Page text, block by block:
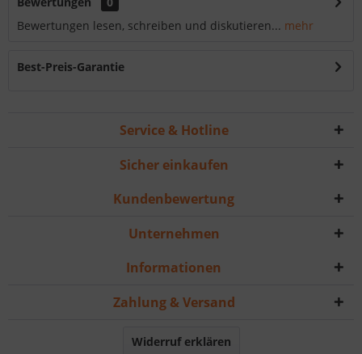
Bewertungen lesen, schreiben und diskutieren... mehr
Best-Preis-Garantie
Service & Hotline
Sicher einkaufen
Kundenbewertung
Unternehmen
Informationen
Zahlung & Versand
Widerruf erklären